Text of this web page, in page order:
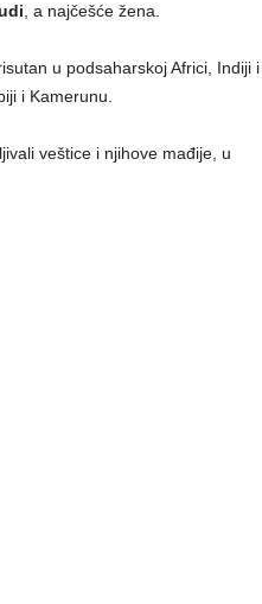
, a najčešće žena.
u podsaharskoj Africi, Indiji i
i Kamerunu.
veštice i njihove mađije, u